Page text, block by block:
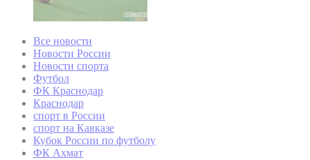
Все новости
Новости России
Новости спорта
Футбол
ФК Краснодар
Краснодар
спорт в России
спорт на Кавказе
Кубок России по футболу
ФК Ахмат